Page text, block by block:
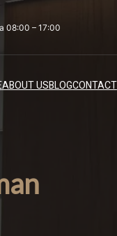
08:00 – 17:00
ABOUT USBLOGCONTACT